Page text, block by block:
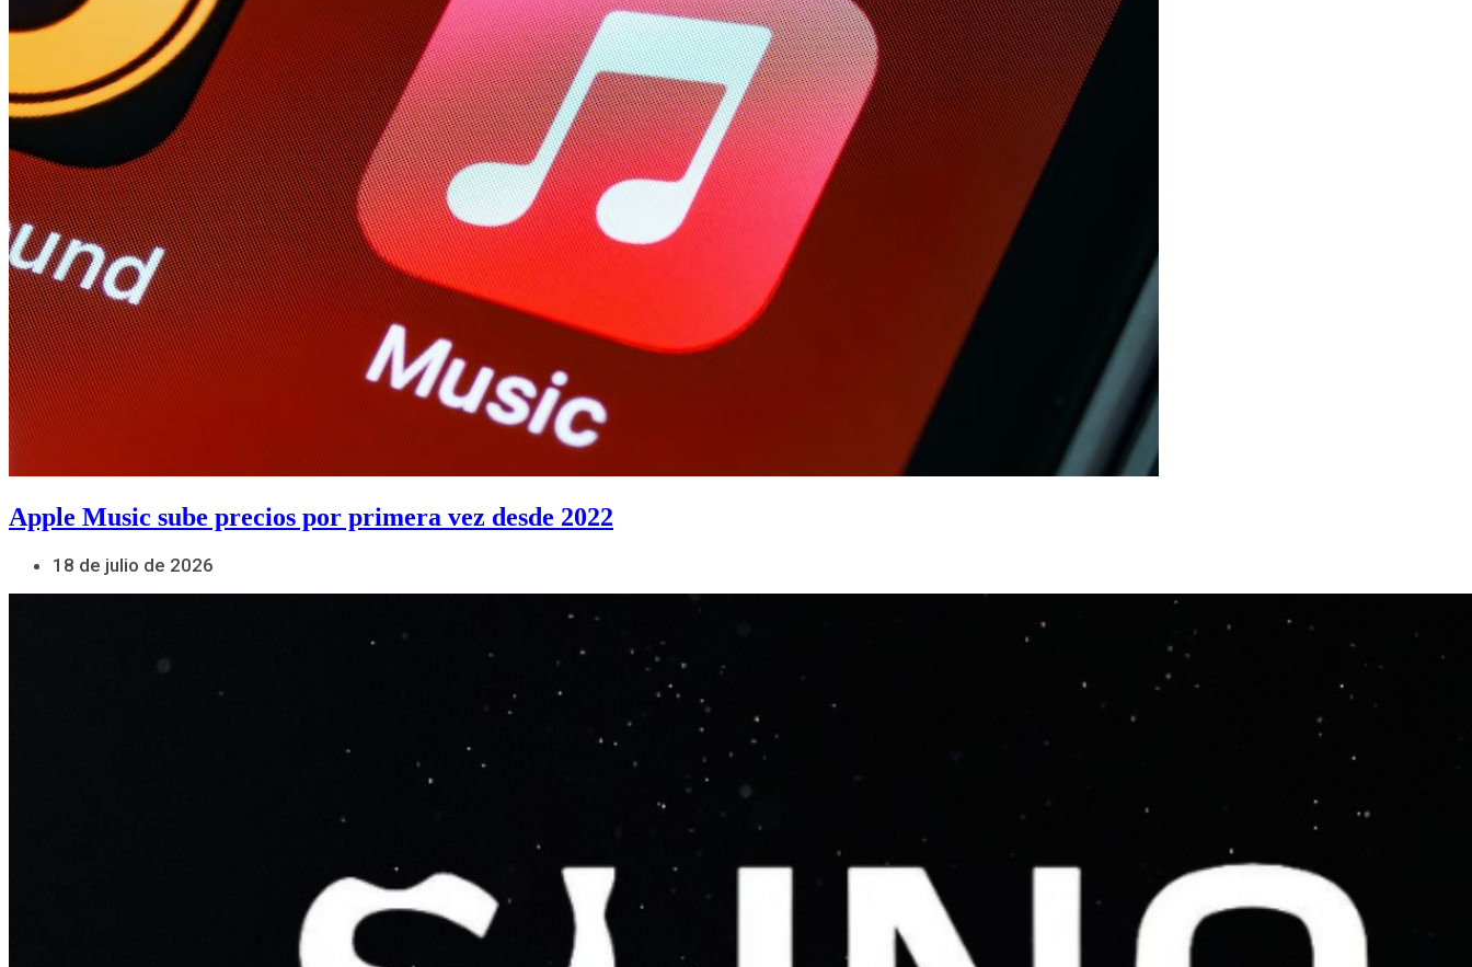
Apple Music sube precios por primera vez desde 2022
18 de julio de 2026